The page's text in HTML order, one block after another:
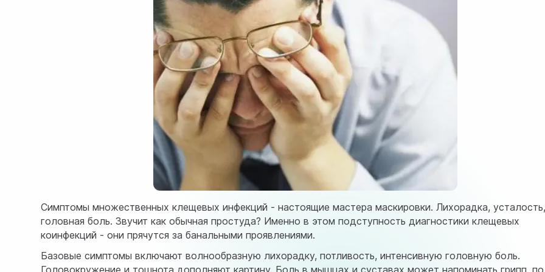
Симптомы множественных клещевых инфекций - настоящие мастера маскировки. Лихорадка,
головная боль. Звучит как обычная простуда? Именно в этом подступность диагностики клещевых
коинфекций - они прячутся за банальными проявлениями.
Базовые симптомы включают волнообразную лихорадку, потливость, интенсивную головную боль.